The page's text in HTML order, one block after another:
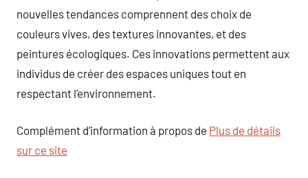
nouvelles tendances comprennent des choix de
couleurs vives, des textures innovantes, et des
peintures écologiques. Ces innovations permettent aux
individus de créer des espaces uniques tout en
respectant l’environnement.
Complément d’information à propos de Plus de détails
sur ce site